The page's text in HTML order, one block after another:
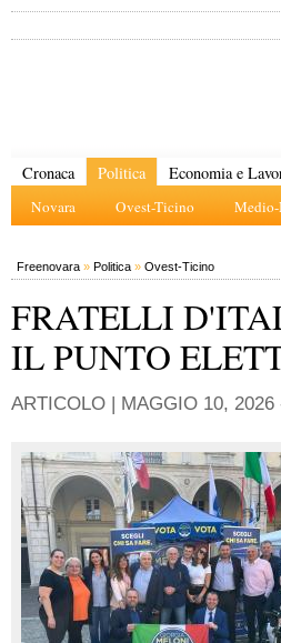
Cronaca Politica
Novara Ovest-Ticino Medio-
Economia e
Freenovara » Politica » Ovest-Ticino
FRATELLI
IL PUNTO
ARTICOLO | MAGGIO 10, 2026